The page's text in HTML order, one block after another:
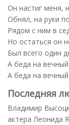
Он настиг меня,
Обнял, на руки
Рядом с ним в
Hо остаться он
Был всего один
А беда на
А беда на
Последняя
Владимир
актера Леонида